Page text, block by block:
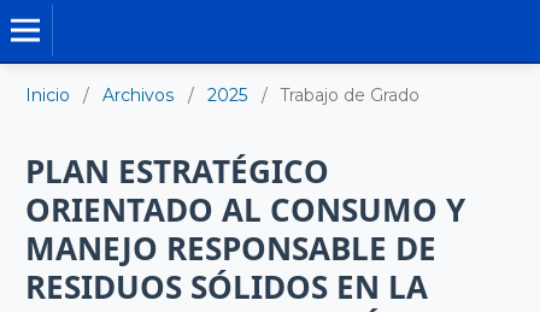
Inicio / Archivos / 2025 / Trabajo de Grado
PLAN ESTRATÉGICO
ORIENTADO AL CONSUMO Y
MANEJO RESPONSABLE DE
RESIDUOS SÓLIDOS EN LA